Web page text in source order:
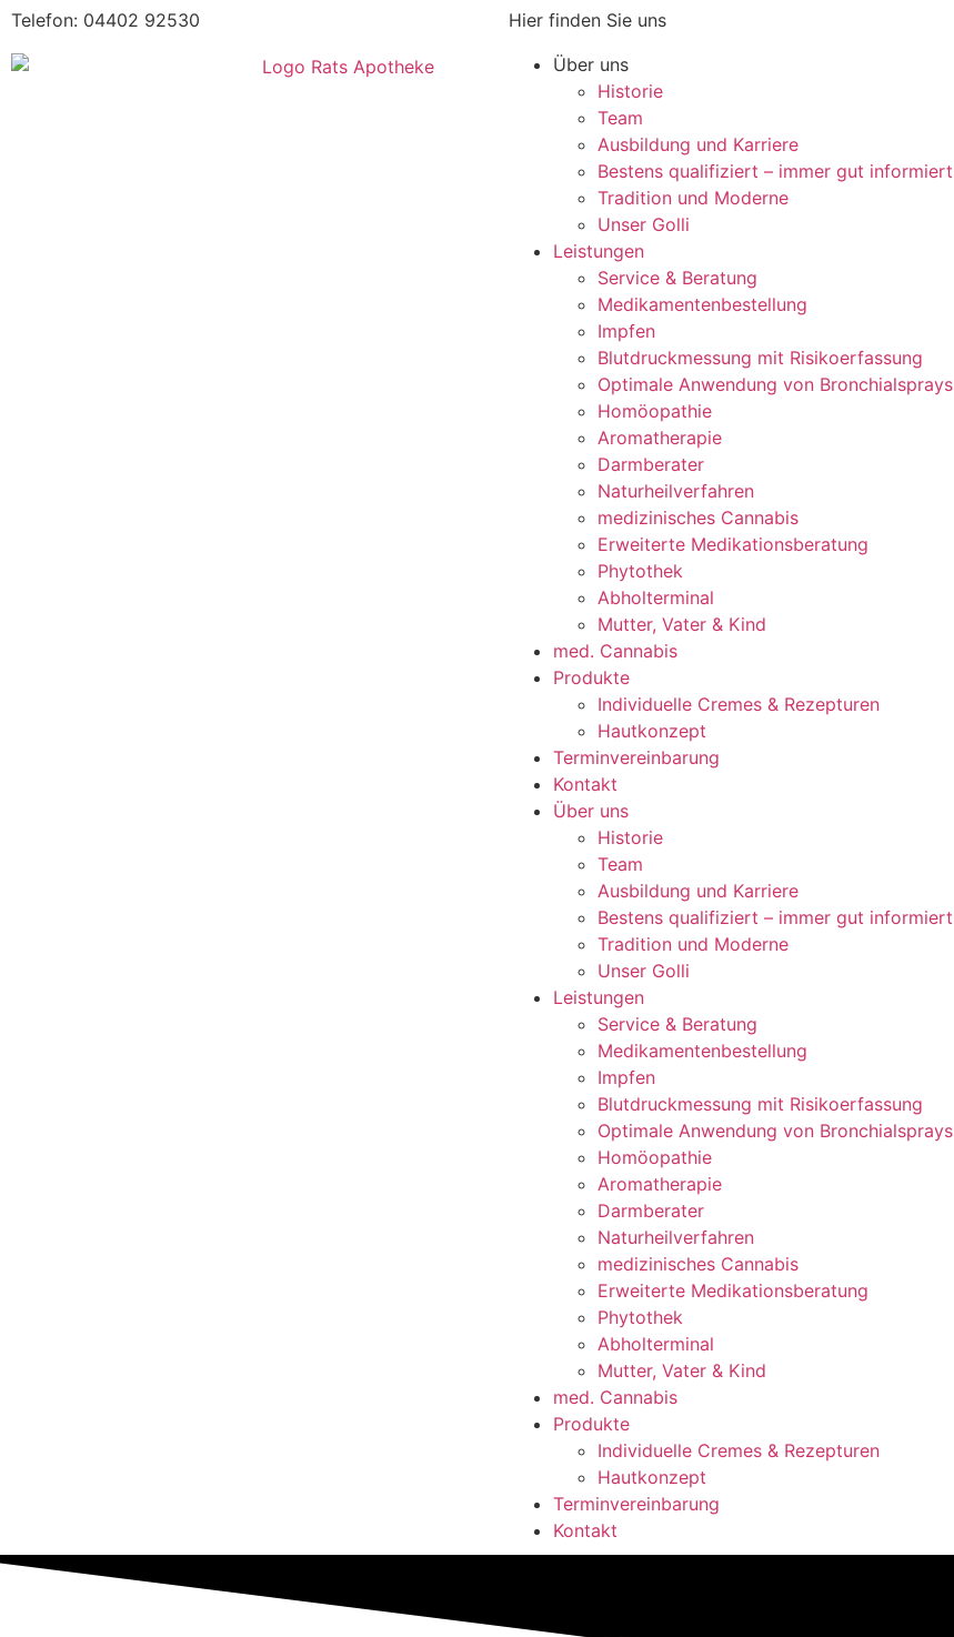
Telefon: 04402 92530 Hier finden Sie uns
Über uns
Historie
Team
Ausbildung und Karriere
Bestens qualifiziert – immer gut informiert
Tradition und Moderne
Unser Golli
Leistungen
Service & Beratung
Medikamentenbestellung
Impfen
Blutdruckmessung mit Risikoerfassung
Optimale Anwendung von Bronchialsprays
Homöopathie
Aromatherapie
Darmberater
Naturheilverfahren
medizinisches Cannabis
Erweiterte Medikationsberatung
Phytothek
Abholterminal
Mutter, Vater & Kind
med. Cannabis
Produkte
Individuelle Cremes & Rezepturen
Hautkonzept
Terminvereinbarung
Kontakt
Über uns
Historie
Team
Ausbildung und Karriere
Bestens qualifiziert – immer gut informiert
Tradition und Moderne
Unser Golli
Leistungen
Service & Beratung
Medikamentenbestellung
Impfen
Blutdruckmessung mit Risikoerfassung
Optimale Anwendung von Bronchialsprays
Homöopathie
Aromatherapie
Darmberater
Naturheilverfahren
medizinisches Cannabis
Erweiterte Medikationsberatung
Phytothek
Abholterminal
Mutter, Vater & Kind
med. Cannabis
Produkte
Individuelle Cremes & Rezepturen
Hautkonzept
Terminvereinbarung
Kontakt